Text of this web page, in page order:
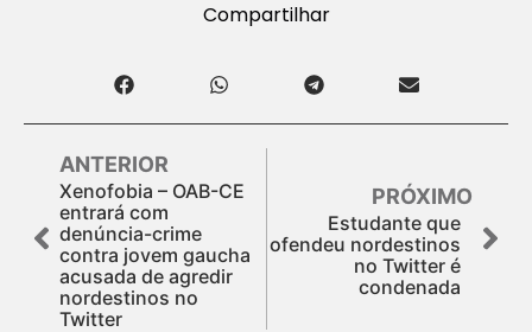
Compartilhar
ANTERIOR
Xenofobia – OAB-CE
entrará com
denúncia-crime
contra jovem gaucha
acusada de agredir
nordestinos no
Twitter
PRÓXIMO
Estudante que
ofendeu nordestinos
no Twitter é
condenada